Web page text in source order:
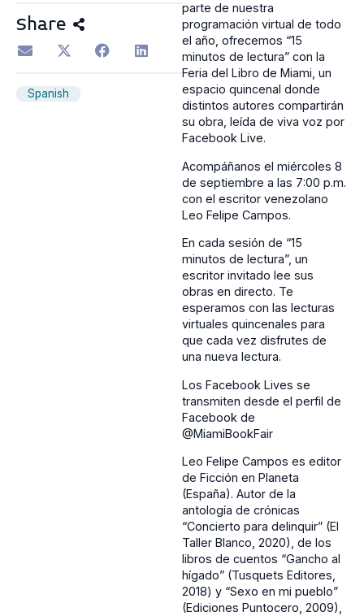
Share
Spanish
parte de nuestra
programación virtual de todo
el año, ofrecemos “15
minutos de lectura” con la
Feria del Libro de Miami, un
espacio quincenal donde
distintos autores compartirán
su obra, leída de viva voz por
Facebook Live.
Acompáñanos el miércoles 8
de septiembre a las 7:00 p.m.
con el escritor venezolano
Leo Felipe Campos.
En cada sesión de “15
minutos de lectura”, un
escritor invitado lee sus
obras en directo. Te
esperamos con las lecturas
virtuales quincenales para
que cada vez disfrutes de
una nueva lectura.
Los Facebook Lives se
transmiten desde el perfil de
Facebook de
@MiamiBookFair
Leo Felipe Campos es editor
de Ficción en Planeta
(España). Autor de la
antología de crónicas
“Concierto para delinquir” (El
Taller Blanco, 2020), de los
libros de cuentos “Gancho al
hígado” (Tusquets Editores,
2018) y “Sexo en mi pueblo”
(Ediciones Puntocero, 2009),